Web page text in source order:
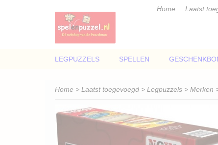
Home Laatst
LEGPUZZELS SPELLEN
Home > Laatst toegevoegd > Legpuzzels > Merken